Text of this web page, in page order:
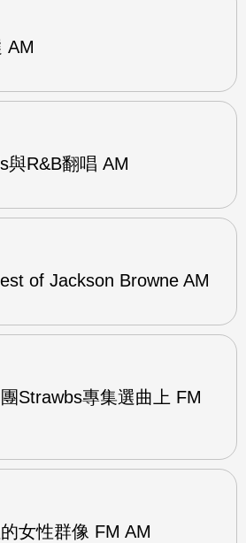
AM
與R&B翻唱 AM
of Jackson Browne AM
Strawbs專集選曲上 FM
女性群像 FM AM